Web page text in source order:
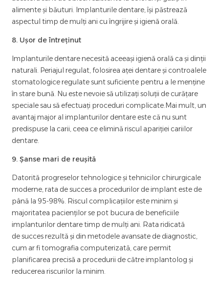
alimente și băuturi. Implanturile dentare, își păstrează
aspectul timp de mulți ani cu îngrijire și igienă orală.
8. Ușor de întreținut
Implanturile dentare necesită aceeași igienă orală ca și dinții
naturali. Periajul regulat, folosirea aței dentare și controalele
stomatologice regulate sunt suficiente pentru a le menține
în stare bună. Nu este nevoie să utilizați soluții de curățare
speciale sau să efectuați proceduri complicate.Mai mult, un
avantaj major al implanturilor dentare este că nu sunt
predispuse la carii, ceea ce elimină riscul apariției cariilor
dentare.
9. Șanse mari de reușită
Datorită progreselor tehnologice și tehnicilor chirurgicale
moderne, rata de succes a procedurilor de implant este de
până la 95-98%. Riscul complicațiilor este minim și
majoritatea pacienților se pot bucura de beneficiile
implanturilor dentare timp de mulți ani. Rata ridicată
de succes rezultă și din metodele avansate de diagnostic,
cum ar fi tomografia computerizată, care permit
planificarea precisă a procedurii de către implantolog și
reducerea riscurilor la minim.